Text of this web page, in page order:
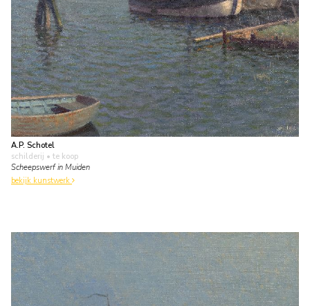
A.P. Schotel
schilderij • te koop
Scheepswerf in Muiden
bekijk kunstwerk